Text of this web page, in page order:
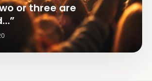
or three are